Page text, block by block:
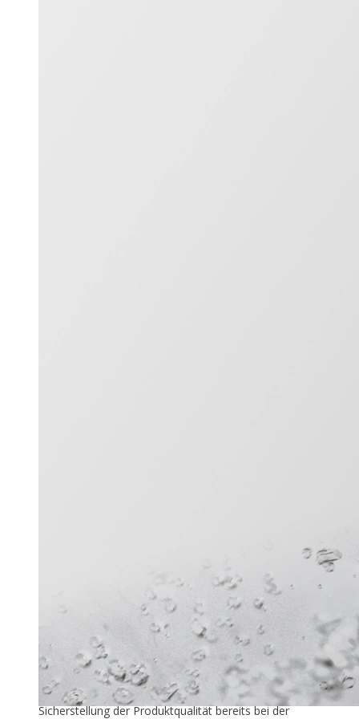
Zuver­läs­si­ge Füllstandmessung
26. Mai 2026
In der industriellen Speiseeisproduktion beginnt die
Sicherstellung der Produktqualität bereits bei der